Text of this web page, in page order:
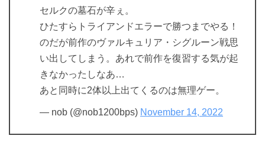
セルクの墓石が辛ぇ。
ひたすらトライアンドエラーで勝つまでやる！
のだが前作のヴァルキュリア・シグルーン戦思
い出してしまう。あれで前作を復習する気が起
きなかったしなあ…
あと同時に2体以上出てくるのは無理ゲー。
— nob (@nob1200bps) November 14, 2022